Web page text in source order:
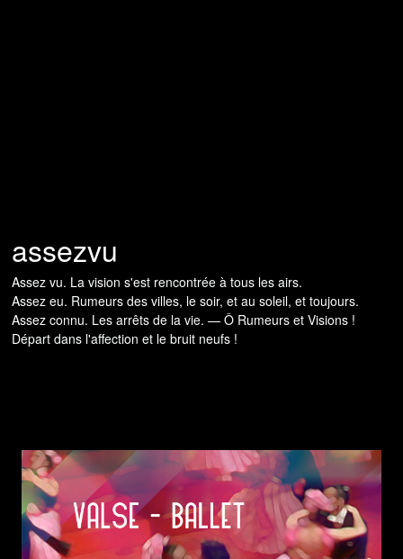
assezvu
Assez vu. La vision s'est rencontrée à tous les airs.
Assez eu. Rumeurs des villes, le soir, et au soleil, et toujours.
Assez connu. Les arrêts de la vie. — Ô Rumeurs et Visions !
Départ dans l'affection et le bruit neufs !